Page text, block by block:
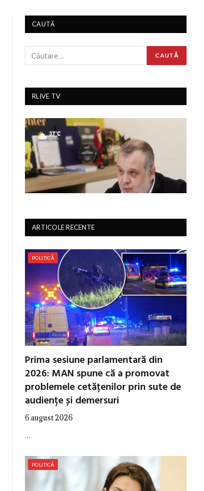
CAUTĂ
RLIVE TV
ARTICOLE RECENTE
POLITICĂ
Prima sesiune parlamentară din
2026: MAN spune că a promovat
problemele cetățenilor prin sute de
audiențe și demersuri
6 august 2026
…
POLITICĂ